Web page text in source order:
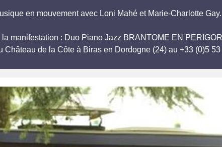
en mouvement avec Loni Mahé et Marie-Charlotte Gay.
manifestation : Duo Piano Jazz BRANTOME EN
Château de la Côte à Biras en Dordogne (24) au +33 (0)5 53